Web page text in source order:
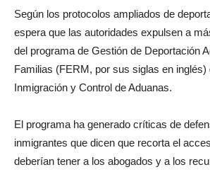
Según los protocolos ampliados de
espera que las autoridades expulsen a
del programa de Gestión de Deportación
Familias (FERM, por sus siglas en inglés)
Inmigración y Control de Aduanas.
El programa ha generado críticas de
inmigrantes que dicen que recorta el
deberían tener a los abogados y a los